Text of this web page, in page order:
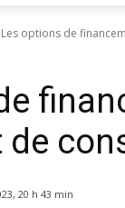
Les options de
de
20 h 43 min